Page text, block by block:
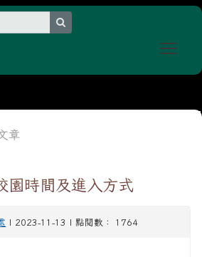
章
園時間及進入方式
| 2023-11-13 | 點閱數： 1764